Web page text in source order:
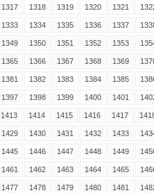
1317 1318 1319 1320 1321
1333 1334 1335 1336 1337
1349 1350 1351 1352 1353
1365 1366 1367 1368 1369
1381 1382 1383 1384 1385
1397 1398 1399 1400 1401
1413 1414 1415 1416 1417
1429 1430 1431 1432 1433
1445 1446 1447 1448 1449
1461 1462 1463 1464 1465
1477 1478 1479 1480 1481